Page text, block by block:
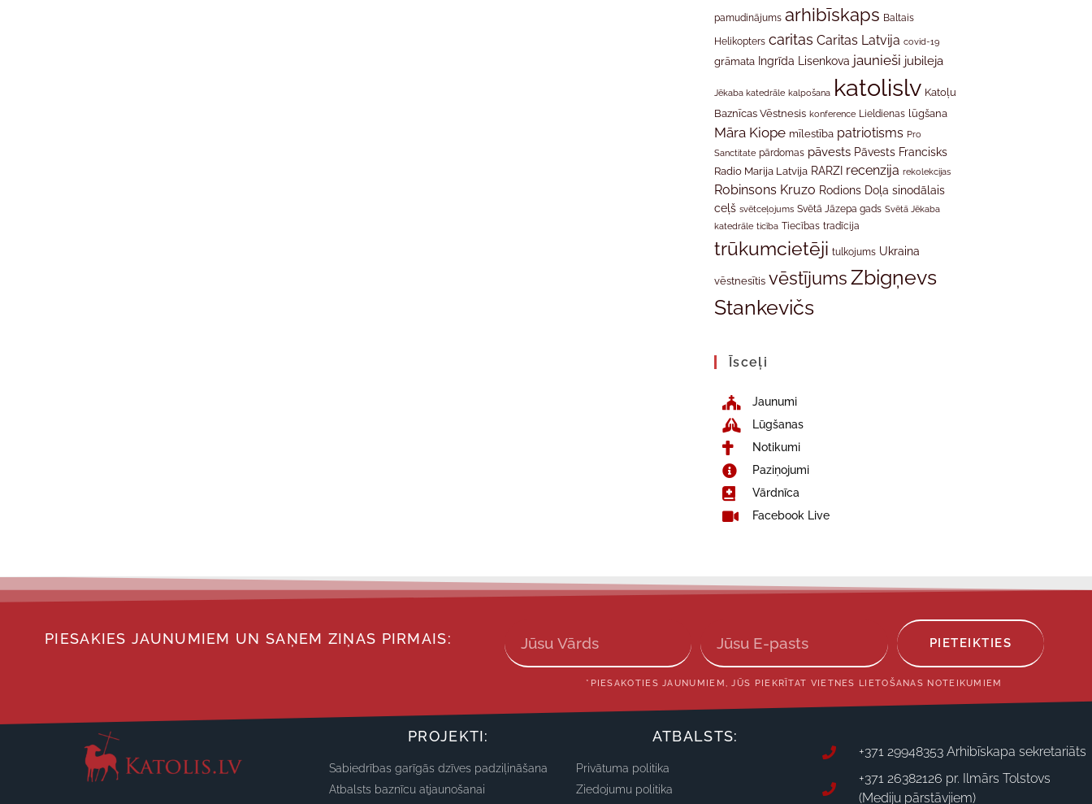
pamudinājums arhibīskaps Baltais
Helikopters caritas Caritas Latvija covid-19
grāmata Ingrīda Lisenkova jaunieši jubileja
Jēkaba katedrāle kalpošana katolislv Katoļu
Baznīcas Vēstnesis konference Lieldienas lūgšana
Māra Kiope mīlestība patriotisms Pro
Sanctitate pārdomas pāvests Pāvests Francisks
Radio Marija Latvija RARZI recenzija rekolekcijas
Robinsons Kruzo Rodions Doļa sinodālais
ceļš svētceļojums Svētā Jāzepa gads Svētā Jēkaba
katedrāle ticība Tiecības tradīcija
trūkumcietēji tulkojums Ukraina
vēstnesītis vēstījumsZbigņevs
Stankevičs
Īsceļi
Jaunumi
Lūgšanas
Notikumi
Paziņojumi
Vārdnīca
Facebook Live
PIESAKIES JAUNUMIEM UN SAŅEM ZIŅAS PIRMAIS: PIETEIKTIES
*PIESAKOTIES JAUNUMIEM, JŪS PIEKRĪTAT VIETNES LIETOŠANAS NOTEIKUMIEM
PROJEKTI:
Sabiedrības garīgās dzīves padziļināšana
Atbalsts baznīcu atjaunošanai
ATBALSTS:
Privātuma politika
Ziedojumu politika
+371 29948353 Arhibīskapa sekretariāts
+371 26382126 pr. Ilmārs Tolstovs
(Mediju pārstāvjiem)